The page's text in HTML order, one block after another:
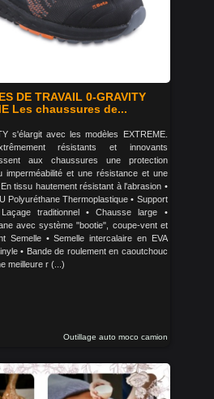
DE TRAVAIL 0-GRAVITY
Les chaussures de...
s'élargit avec les modèles EXTREME.
résistants et innovants
aux chaussures une protection
imperméabilité et une résistance et une
tissu hautement résistant à l'abrasion •
Polyuréthane Thermoplastique • Support
traditionnel • Chausse large •
avec système "bootie", coupe-vent et
Semelle • Semelle intercalaire en EVA
• Bande de roulement en caoutchouc
meilleure r (...)
Outillage auto moco camion